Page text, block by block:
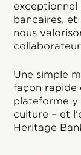
bancaires,
nous
Une simple
façon rapide
plateforme y
culture – et
Heritage